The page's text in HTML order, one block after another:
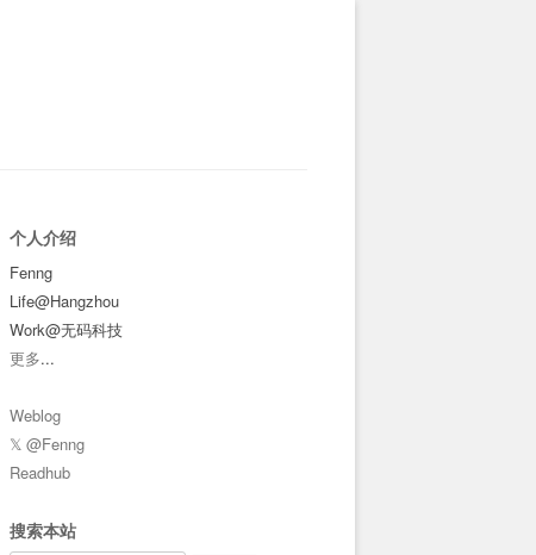
个人介绍
Fenng
Life@Hangzhou
Work@无码科技
更多...
Weblog
𝕏 @Fenng
Readhub
搜索本站